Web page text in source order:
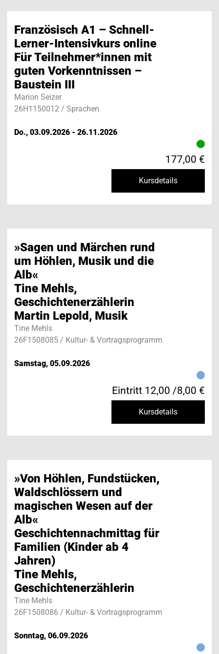
Französisch A1 – Schnell-
Lerner-Intensivkurs online
Für Teilnehmer*innen mit
guten Vorkenntnissen –
Baustein III
Marion Seizer
26H1150012 / Sprachen
Do., 03.09.2026 - 26.11.2026
177,00 €
Kursdetails
»Sagen und Märchen rund
um Höhlen, Musik und die
Alb«
Tine Mehls,
Geschichtenerzählerin
Martin Lepold, Musik
Tine Mehls
26F1508085 / Kultur- & Vortragsprogramm
Samstag, 05.09.2026
Eintritt 12,00 /8,00 €
Kursdetails
»Von Höhlen, Fundstücken,
Waldschlössern und
magischen Wesen auf der
Alb«
Geschichtennachmittag für
Familien (Kinder ab 4
Jahren)
Tine Mehls,
Geschichtenerzählerin
Tine Mehls
26F1508086 / Kultur- & Vortragsprogramm
Sonntag, 06.09.2026